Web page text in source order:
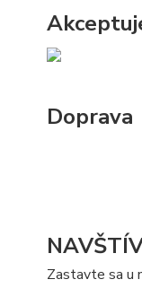
Doprava
Zastavte sa u